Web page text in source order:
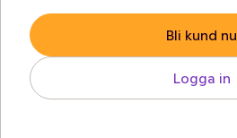
Bli kund nu
Logga in